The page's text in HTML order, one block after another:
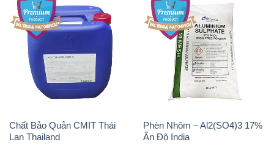
Chất Bảo Quản CMIT Thái
Lan Thailand
Phèn Nhôm – Al2(SO4)3 17%
Ấn Độ India